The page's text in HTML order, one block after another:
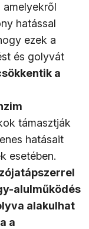
hatással
ezek a
és golyvát
a
támasztják
hatásait
esetében.
alulműködés
alakulhat
a